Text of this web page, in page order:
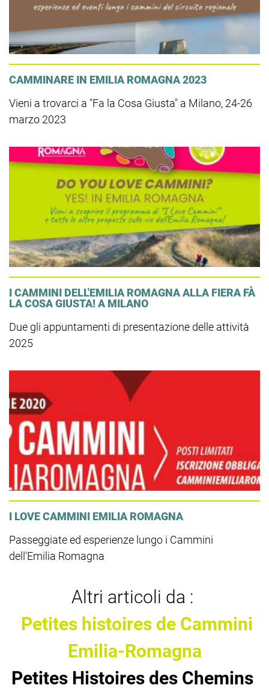
CAMMINARE IN EMILIA ROMAGNA 2023
Vieni a trovarci a "Fa la Cosa Giusta" a Milano, 24-26
marzo 2023
I CAMMINI DELL'EMILIA ROMAGNA ALLA FIERA FÀ
LA COSA GIUSTA! A MILANO
Due gli appuntamenti di presentazione delle attività
2025
I LOVE CAMMINI EMILIA ROMAGNA
Passeggiate ed esperienze lungo i Cammini
dell'Emilia Romagna
Altri articoli da :
Petites histoires de Cammini
Emilia-Romagna
Petites Histoires des Chemins